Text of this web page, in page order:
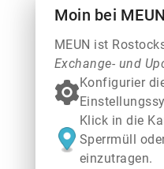
Moin bei MEUN
MEUN ist
Exchange- und
Konfigurier
Klick in die
Sperrmüll
einzutragen.